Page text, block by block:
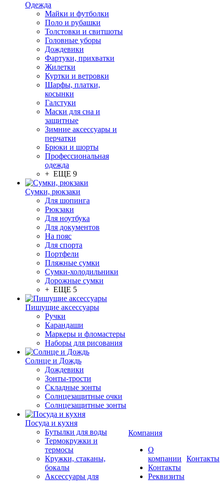
Одежда
Майки и футболки
Поло и рубашки
Толстовки и свитшоты
Головные уборы
Дождевики
Фартуки, прихватки
Жилетки
Куртки и ветровки
Шарфы, платки,
косынки
Галстуки
Маски для сна и
защитные
Зимние аксессуары и
перчатки
Брюки и шорты
Профессиональная
одежда
+ ЕЩЕ 9
Сумки, рюкзаки
Для шопинга
Рюкзаки
Для ноутбука
Для документов
На пояс
Для спорта
Портфели
Пляжные сумки
Сумки-холодильники
Дорожные сумки
+ ЕЩЕ 5
Пишущие аксессуары
Ручки
Карандаши
Маркеры и фломастеры
Наборы для рисования
Солнце и Дождь
Дождевики
Зонты-трости
Складные зонты
Солнцезащитные очки
Солнцезащитные зонты
Посуда и кухня
Бутылки для воды
Термокружки и
термосы
Кружки, стаканы,
бокалы
Аксессуары для
Компания
О
компании
Контакты
Реквизиты
Контакты